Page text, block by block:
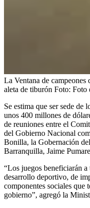
La Ventana de
aleta de tiburón Foto: Foto
Se estima que ser sede de
unos 400 millones de
de reuniones entre el
del Gobierno Nacional
Bonilla, la Gobernación
Barranquilla, Jaime
“Los juegos beneficiarán
desarrollo deportivo, de
componentes sociales que
gobierno”, agregó la